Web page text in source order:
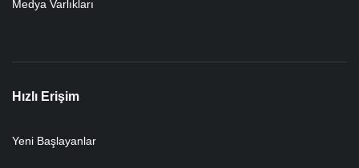
Medya Varlıkları
Hızlı Erişim
Yeni Başlayanlar